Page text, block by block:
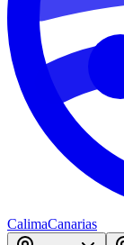
CalimaCanarias